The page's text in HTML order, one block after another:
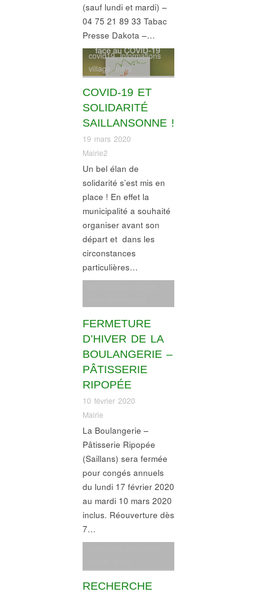
(sauf lundi et mardi) –
04 75 21 89 33 Tabac
Presse Dakota –…
COVID-19 ET
SOLIDARITÉ
SAILLANSONNE !
19 mars 2020
Mairie2
covid19,Informations
village ,infos
commerces
Un bel élan de
solidarité s’est mis en
place ! En effet la
municipalité a souhaité
organiser avant son
départ et dans les
circonstances
particulières…
FERMETURE
D’HIVER DE LA
BOULANGERIE –
PÂTISSERIE
RIPOPÉE
10 février 2020
Mairie
La Boulangerie –
Pâtisserie Ripopée
(Saillans) sera fermée
pour congés annuels
du lundi 17 février 2020
au mardi 10 mars 2020
inclus. Réouverture dès
7…
RECHERCHE
commerces